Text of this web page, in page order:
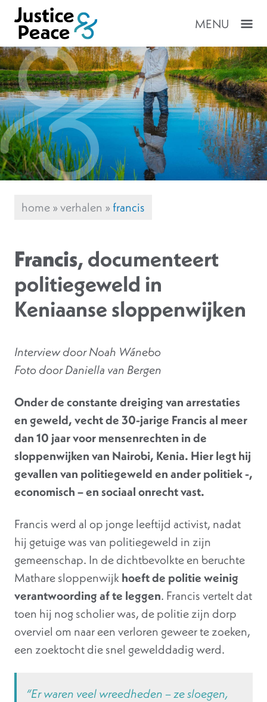
MENU
home»verhalen »francis
Francis, documenteert
politiegeweld in
Keniaanse sloppenwijken
Interview door Noah Wánebo
Foto door Daniella van Bergen
Onder de constante dreiging van arrestaties
en geweld, vecht de 30-jarige Francis al meer
dan 10 jaar voor mensenrechten in de
sloppenwijken van Nairobi, Kenia. Hier legt hij
gevallen van politiegeweld en ander politiek -,
economisch – en sociaal onrecht vast.
Francis werd al op jonge leeftijd activist, nadat
hij getuige was van politiegeweld in zijn
gemeenschap. In de dichtbevolkte en beruchte
Mathare sloppenwijkhoeft de politie weinig
verantwoording af te leggen. Francis vertelt dat
toen hij nog scholier was, de politie zijn dorp
overviel om naar een verloren geweer te zoeken,
een zoektocht die snel gewelddadig werd.
“Er waren veel wreedheden – ze sloegen,